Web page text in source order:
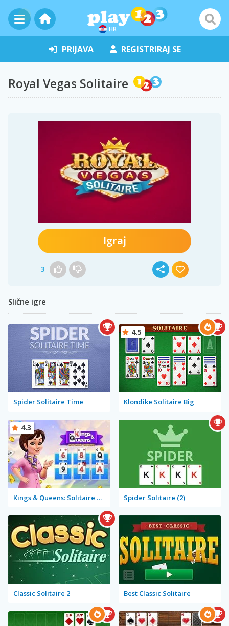
HR
PRIJAVA REGISTRIRAJ SE
Royal Vegas Solitaire
Igraj
3
Slične igre
Spider Solitaire Time Klondike Solitaire Big
4.5
Kings & Queens: Solitaire Tripeaks
4.3
Spider Solitaire (2)
Classic Solitaire 2 Best Classic Solitaire